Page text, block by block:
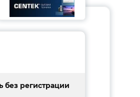
без регистрации